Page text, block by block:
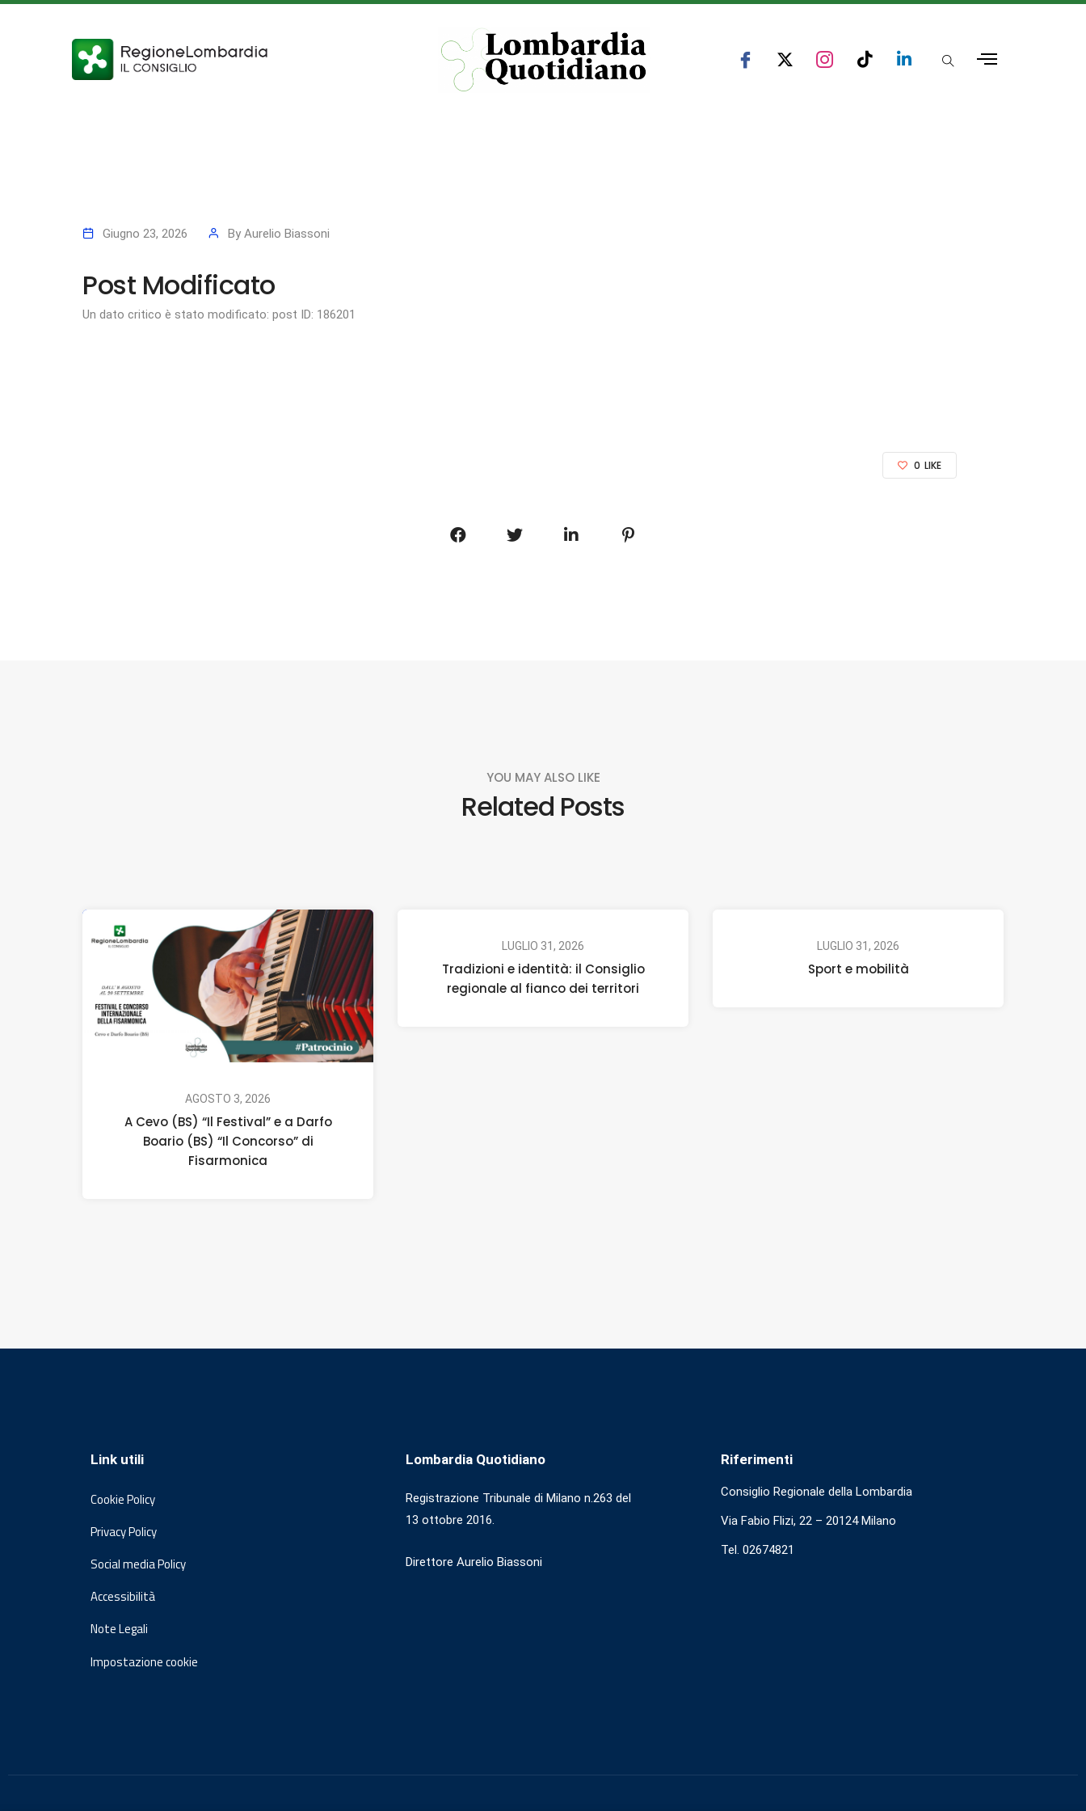
Giugno 23, 2026 By Aurelio Biassoni
Post Modificato
Un dato critico è stato modificato: post ID: 186201
0 LIKE
YOU MAY ALSO LIKE
Related Posts
AGOSTO 3, 2026
A Cevo (BS) “Il Festival” e a Darfo
Boario (BS) “Il Concorso” di
Fisarmonica
LUGLIO 31, 2026
Tradizioni e identità: il Consiglio
regionale al fianco dei territori
LUGLIO 31, 2026
Sport e mobilità
Link utili
Cookie Policy
Privacy Policy
Social media Policy
Accessibilità
Note Legali
Impostazione cookie
Lombardia Quotidiano
Registrazione Tribunale di Milano n.263 del
13 ottobre 2016.
Direttore Aurelio Biassoni
Riferimenti
Consiglio Regionale della Lombardia
Via Fabio Flizi, 22 – 20124 Milano
Tel. 02674821